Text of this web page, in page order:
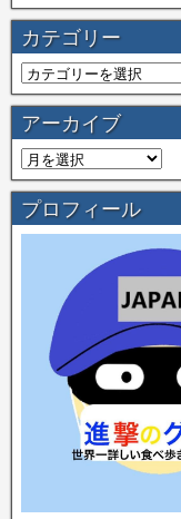
カテゴリー
アーカイブ
プロフィール